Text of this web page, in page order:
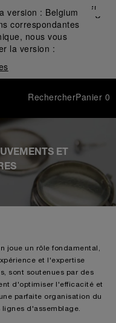
version : Belgium
correspondantes
nous vous
la version :
Fermer
✕
RechercherPanier 0
ET
joue un rôle fondamental,
et l'expertise
sont soutenues par des
d'optimiser l'efficacité et
parfaite organisation du
d'assemblage.